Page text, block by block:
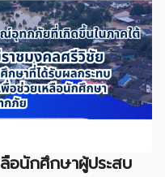
อนักศึกษาผู้ประสบ